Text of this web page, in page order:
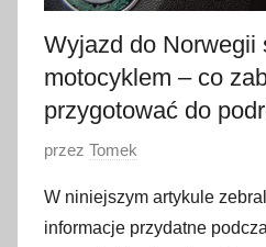
Wyjazd do Norwegii
motocyklem – co
przygotować do
O
u
b
przez Tomek
W niniejszym artykule
informacje przydatne